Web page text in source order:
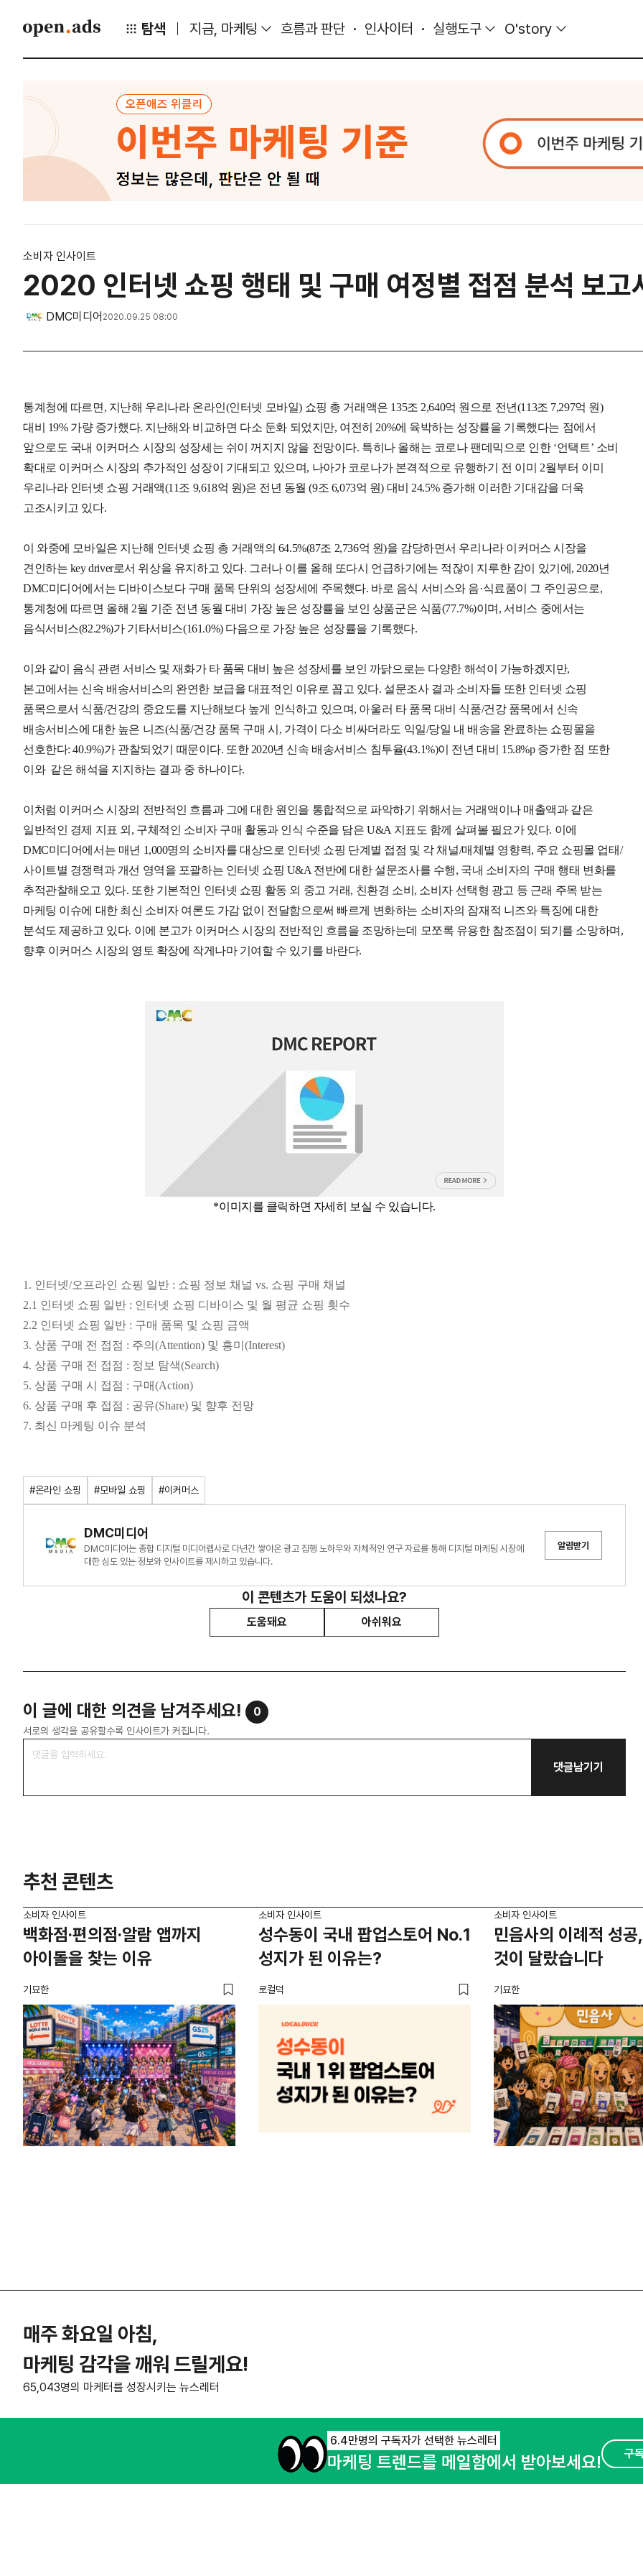
탐색 지금, 마케팅 흐름과 판단 인사이터 실행도구 O'story
소비자 인사이트
2020 인터넷 쇼핑 행태 및 구매 여정별 접점 분석 보고
DMC미디어 2020.09.25 08:00
통계청에 따르면, 지난해 우리나라 온라인(인터넷 모바일) 쇼핑 총 거래액은 135조 2,640억 원으로 전년(113조 7,297억 원)
대비 19% 가량 증가했다. 지난해와 비교하면 다소 둔화 되었지만, 여전히 20%에 육박하는 성장률을 기록했다는 점에서
앞으로도 국내 이커머스 시장의 성장세는 쉬이 꺼지지 않을 전망이다. 특히나 올해는 코로나 팬데믹으로 인한 ‘언택트’ 소비
확대로 이커머스 시장의 추가적인 성장이 기대되고 있으며, 나아가 코로나가 본격적으로 유행하기 전 이미 2월부터 이미
우리나라 인터넷 쇼핑 거래액(11조 9,618억 원)은 전년 동월 (9조 6,073억 원) 대비 24.5% 증가해 이러한 기대감을 더욱
고조시키고 있다.
이 와중에 모바일은 지난해 인터넷 쇼핑 총 거래액의 64.5%(87조 2,736억 원)을 감당하면서 우리나라 이커머스 시장을
견인하는 key driver로서 위상을 유지하고 있다. 그러나 이를 올해 또다시 언급하기에는 적잖이 지루한 감이 있기에, 2020년
DMC미디어에서는 디바이스보다 구매 품목 단위의 성장세에 주목했다. 바로 음식 서비스와 음·식료품이 그 주인공으로,
통계청에 따르면 올해 2월 기준 전년 동월 대비 가장 높은 성장률을 보인 상품군은 식품(77.7%)이며, 서비스 중에서는
음식서비스(82.2%)가 기타서비스(161.0%) 다음으로 가장 높은 성장률을 기록했다.
이와 같이 음식 관련 서비스 및 재화가 타 품목 대비 높은 성장세를 보인 까닭으로는 다양한 해석이 가능하겠지만,
본고에서는 신속 배송서비스의 완연한 보급을 대표적인 이유로 꼽고 있다. 설문조사 결과 소비자들 또한 인터넷 쇼핑
품목으로서 식품/건강의 중요도를 지난해보다 높게 인식하고 있으며, 아울러 타 품목 대비 식품/건강 품목에서 신속
배송서비스에 대한 높은 니즈(식품/건강 품목 구매 시, 가격이 다소 비싸더라도 익일/당일 내 배송을 완료하는 쇼핑몰을
선호한다: 40.9%)가 관찰되었기 때문이다. 또한 2020년 신속 배송서비스 침투율(43.1%)이 전년 대비 15.8%p 증가한 점 또한
이와 같은 해석을 지지하는 결과 중 하나이다.
이처럼 이커머스 시장의 전반적인 흐름과 그에 대한 원인을 통합적으로 파악하기 위해서는 거래액이나 매출액과 같은
일반적인 경제 지표 외, 구체적인 소비자 구매 활동과 인식 수준을 담은 U&A 지표도 함께 살펴볼 필요가 있다. 이에
DMC미디어에서는 매년 1,000명의 소비자를 대상으로 인터넷 쇼핑 단계별 접점 및 각 채널/매체별 영향력, 주요 쇼핑몰 업태/
사이트별 경쟁력과 개선 영역을 포괄하는 인터넷 쇼핑 U&A 전반에 대한 설문조사를 수행, 국내 소비자의 구매 행태 변화를
추적관찰해오고 있다. 또한 기본적인 인터넷 쇼핑 활동 외 중고 거래, 친환경 소비, 소비자 선택형 광고 등 근래 주목 받는
마케팅 이슈에 대한 최신 소비자 여론도 가감 없이 전달함으로써 빠르게 변화하는 소비자의 잠재적 니즈와 특징에 대한
분석도 제공하고 있다. 이에 본고가 이커머스 시장의 전반적인 흐름을 조망하는데 모쪼록 유용한 참조점이 되기를 소망하며,
향후 이커머스 시장의 영토 확장에 작게나마 기여할 수 있기를 바란다.
*이미지를 클릭하면 자세히 보실 수 있습니다.
1. 인터넷/오프라인 쇼핑 일반 : 쇼핑 정보 채널 vs. 쇼핑 구매 채널
2.1 인터넷 쇼핑 일반 : 인터넷 쇼핑 디바이스 및 월 평균 쇼핑 횟수
2.2 인터넷 쇼핑 일반 : 구매 품목 및 쇼핑 금액
3. 상품 구매 전 접점 : 주의(Attention) 및 흥미(Interest)
4. 상품 구매 전 접점 : 정보 탐색(Search)
5. 상품 구매 시 접점 : 구매(Action)
6. 상품 구매 후 접점 : 공유(Share) 및 향후 전망
7. 최신 마케팅 이슈 분석
#온라인 쇼핑 #모바일 쇼핑 #이커머스
DMC미디어
DMC미디어는 종합 디지털 미디어렙사로 다년간 쌓아온 광고 집행 노하우와 자체적인 연구 자료를 통해 디지털 마케팅 시장에
대한 심도 있는 정보와 인사이트를 제시하고 있습니다.
알림받기
이 콘텐츠가 도움이 되셨나요?
도움돼요 아쉬워요
이 글에 대한 의견을 남겨주세요! 0
서로의 생각을 공유할수록 인사이트가 커집니다.
댓글남기기
추천 콘텐츠
소비자 인사이트
백화점·편의점·알람 앱까지
아이돌을 찾는 이유
기묘한
소비자 인사이트
성수동이 국내 팝업스토어 No.1
성지가 된 이유는?
로컬덕
소비자 인사이트
민음사의 이례적 성
것이 달랐습니다
기묘한
매주 화요일 아침,
마케팅 감각을 깨워 드릴게요!
65,043명의 마케터를 성장시키는 뉴스레터
오픈애즈란 공지사항 제휴문의
6.4만명의 구독자가 선택한 뉴스레터
마케팅 트렌드를 메일함에서 받아보세요! 구